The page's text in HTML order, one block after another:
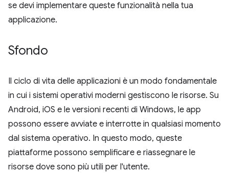
se devi implementare queste funzionalità nella tua
applicazione.
Sfondo
Il ciclo di vita delle applicazioni è un modo fondamentale
in cui i sistemi operativi moderni gestiscono le risorse. Su
Android, iOS e le versioni recenti di Windows, le app
possono essere avviate e interrotte in qualsiasi momento
dal sistema operativo. In questo modo, queste
piattaforme possono semplificare e riassegnare le
risorse dove sono più utili per l'utente.